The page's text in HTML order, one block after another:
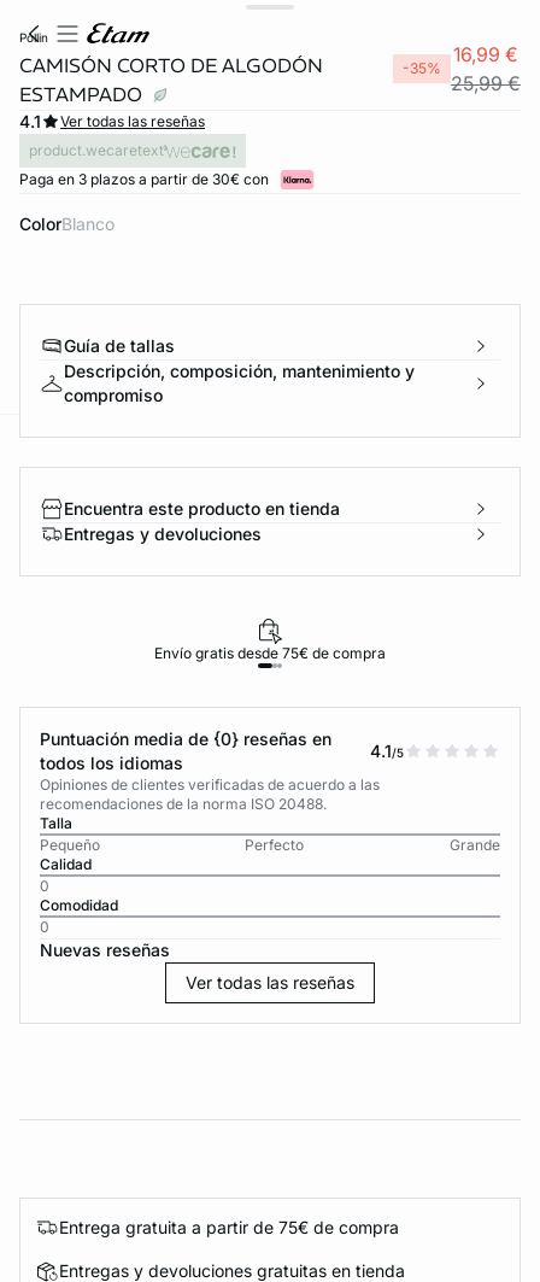
pollin
CAMISÓN CORTO DE ALGODÓN
ESTAMPADO
-35%
16,99 €
25,99 €
4.1
Ver todas las reseñas
product.wecaretext
Paga en 3 plazos a partir de 30€ con
Color blanco
Guía de tallas
Descripción, composición, mantenimiento y
compromiso
Encuentra este producto en tienda
Entregas y devoluciones
Envío gratis desde 75€ de compra
Puntuación media de {0} reseñas en
todos los idiomas
4.1/5
Opiniones de clientes verificadas de acuerdo a las
recomendaciones de la norma ISO 20488.
Talla
Pequeño
Perfecto
Grande
Calidad
0
Comodidad
0
Nuevas reseñas
Ver todas las reseñas
Entrega gratuita a partir de 75€ de compra
Entregas y devoluciones gratuitas en tienda